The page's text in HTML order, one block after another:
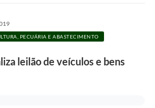
PECUÁRIA E ABASTECIMENTO
leilão de veículos e bens